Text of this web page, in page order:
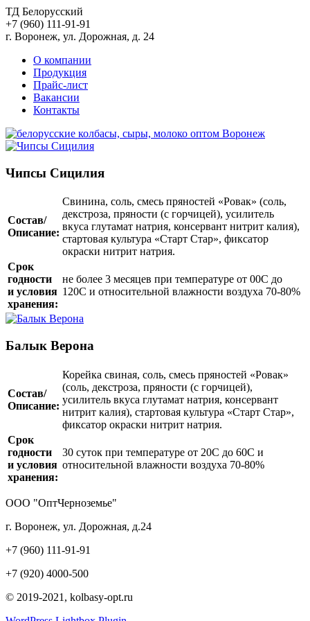
ТД Белорусский
+7 (960) 111-91-91
г. Воронеж, ул. Дорожная, д. 24
О компании
Продукция
Прайс-лист
Вакансии
Контакты
Чипсы Сицилия
Состав/
Описание:
Свинина, соль, смесь пряностей «Ровак» (соль,
декстроза, пряности (с горчицей), усилитель
вкуса глутамат натрия, консервант нитрит калия),
стартовая культура «Старт Стар», фиксатор
окраски нитрит натрия.
Срок
годности
и условия
хранения:
не более 3 месяцев при температуре от 00С до
120С и относительной влажности воздуха 70-80%
Балык Верона
Состав/
Описание:
Корейка свиная, соль, смесь пряностей «Ровак»
(соль, декстроза, пряности (с горчицей),
усилитель вкуса глутамат натрия, консервант
нитрит калия), стартовая культура «Старт Стар»,
фиксатор окраски нитрит натрия.
Срок
годности
и условия
хранения:
30 суток при температуре от 20С до 60С и
относительной влажности воздуха 70-80%
ООО "ОптЧерноземье"
г. Воронеж, ул. Дорожная, д.24
+7 (960) 111-91-91
+7 (920) 4000-500
© 2019-2021, kolbasy-opt.ru